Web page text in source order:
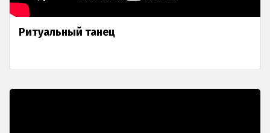
Ритуальный танец